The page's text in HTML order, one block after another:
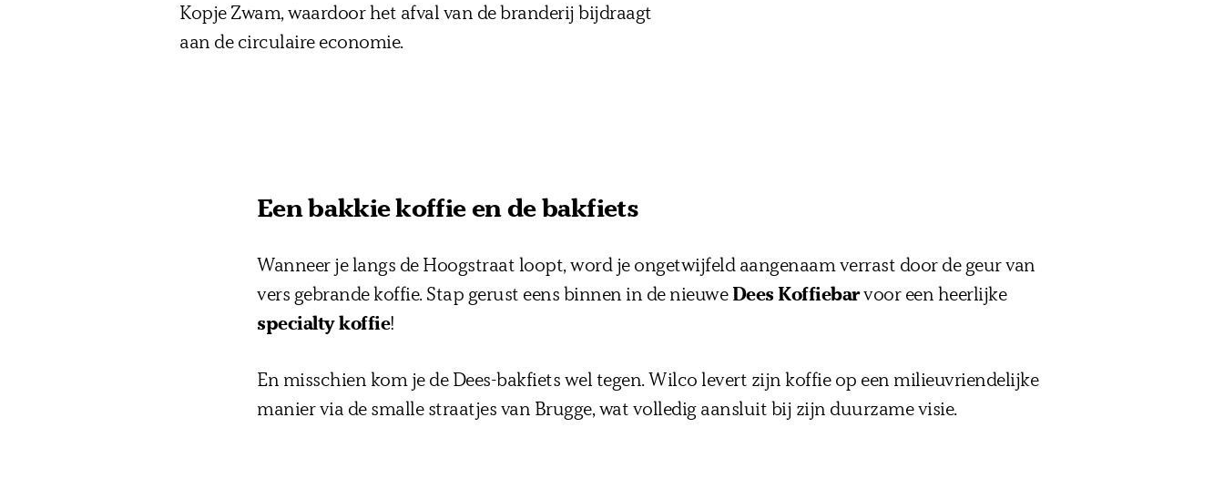
Kopje Zwam, waardoor het afval van de branderij bijdraagt
aan de circulaire economie.
Een bakkie koffie en de bakfiets
Wanneer je langs de Hoogstraat loopt, word je ongetwijfeld aangenaam verrast door de geur van
vers gebrande koffie. Stap gerust eens binnen in de nieuweDees Koffiebarvoor een heerlijke
specialty koffie!
En misschien kom je de Dees-bakfiets wel tegen. Wilco levert zijn koffie op een milieuvriendelijke
manier via de smalle straatjes van Brugge, wat volledig aansluit bij zijn duurzame visie.